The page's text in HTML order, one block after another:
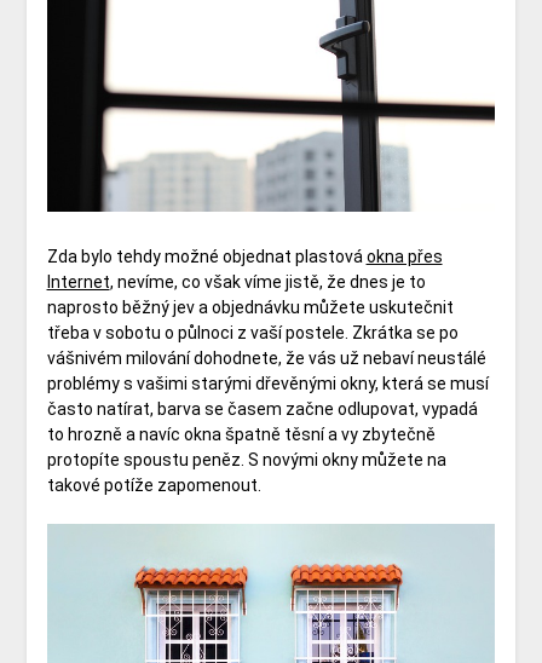
Zda bylo tehdy možné objednat plastováokna přes
Internet, nevíme, co však víme jistě, že dnes je to
naprosto běžný jev a objednávku můžete uskutečnit
třeba v sobotu o půlnoci z vaší postele. Zkrátka se po
vášnivém milování dohodnete, že vás už nebaví neustálé
problémy s vašimi starými dřevěnými okny, která se musí
často natírat, barva se časem začne odlupovat, vypadá
to hrozně a navíc okna špatně těsní a vy zbytečně
protopíte spoustu peněz. S novými okny můžete na
takové potíže zapomenout.